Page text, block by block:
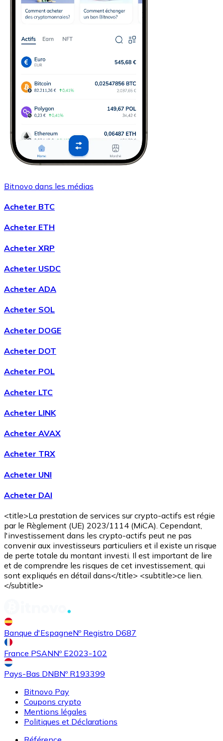
Bitnovo dans les médias
Acheter BTC
Acheter ETH
Acheter XRP
Acheter USDC
Acheter ADA
Acheter SOL
Acheter DOGE
Acheter DOT
Acheter POL
Acheter LTC
Acheter LINK
Acheter AVAX
Acheter TRX
Acheter UNI
Acheter DAI
<title>La prestation de services sur crypto-actifs est régie
par le Règlement (UE) 2023/1114 (MiCA). Cependant,
l'investissement dans les crypto-actifs peut ne pas
convenir aux investisseurs particuliers et il existe un risque
de perte totale du montant investi. Il est important de lire
et de comprendre les risques de cet investissement, qui
sont expliqués en détail dans</title> <subtitle>ce lien.
</subtitle>
Banque d'EspagneNº Registro D687
France PSANNº E2023-102
Pays-Bas DNBNº R193399
Bitnovo Pay
Coupons crypto
Mentions légales
Politiques et Déclarations